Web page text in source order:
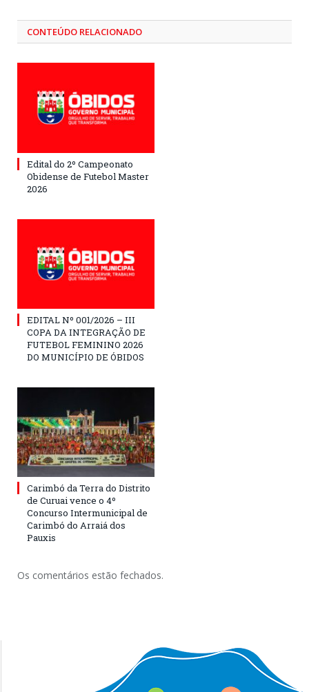
CONTEÚDO RELACIONADO
Edital do 2º Campeonato
Obidense de Futebol Master
2026
EDITAL Nº 001/2026 – III
COPA DA INTEGRAÇÃO DE
FUTEBOL FEMININO 2026
DO MUNICÍPIO DE ÓBIDOS
Carimbó da Terra do Distrito
de Curuai vence o 4º
Concurso Intermunicipal de
Carimbó do Arraiá dos
Pauxis
Os comentários estão fechados.